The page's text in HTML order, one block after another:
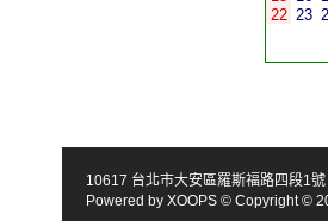
22 23
10617 台北市大安區羅斯福路四段1
Powered by XOOPS © Copyright ©